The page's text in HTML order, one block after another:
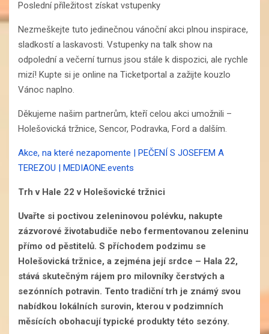
Poslední příležitost získat vstupenky
Nezmeškejte tuto jedinečnou vánoční akci plnou inspirace,
sladkostí a laskavosti. Vstupenky na talk show na
odpolední a večerní turnus jsou stále k dispozici, ale rychle
mizí! Kupte si je online na Ticketportal a zažijte kouzlo
Vánoc naplno.
Děkujeme našim partnerům, kteří celou akci umožnili –
Holešovická tržnice, Sencor, Podravka, Ford a dalším.
Akce, na které nezapomente | PEČENÍ S JOSEFEM A
TEREZOU | MEDIAONE.events
Trh v Hale 22 v Holešovické tržnici
Uvařte si poctivou zeleninovou polévku, nakupte
zázvorové životabudiče nebo fermentovanou zeleninu
přímo od pěstitelů. S příchodem podzimu se
Holešovická tržnice, a zejména její srdce – Hala 22,
stává skutečným rájem pro milovníky čerstvých a
sezónních potravin. Tento tradiční trh je známý svou
nabídkou lokálních surovin, kterou v podzimních
měsících obohacují typické produkty této sezóny.